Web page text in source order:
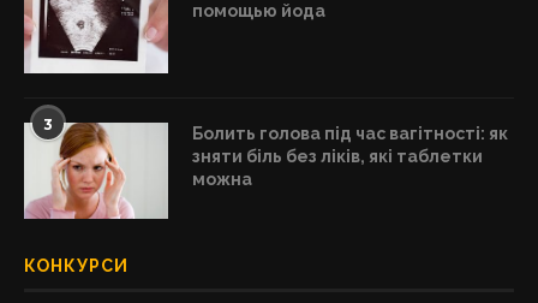
помощью йода
3
Болить голова під час вагітності: як
зняти біль без ліків, які таблетки
можна
КОНКУРСИ